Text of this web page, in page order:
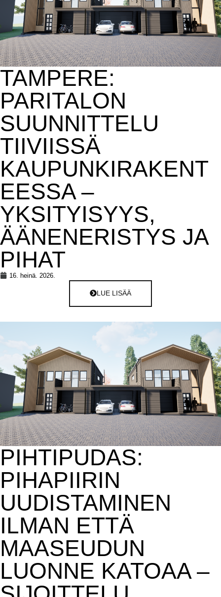
TAMPERE:
PARITALON
SUUNNITTELU
TIIVIISSÄ
KAUPUNKIRAKENT
EESSA –
YKSITYISYYS,
ÄÄNENERISTYS JA
PIHAT
16. heinä. 2026.
LUE LISÄÄ
PIHTIPUDAS:
PIHAPIIRIN
UUDISTAMINEN
ILMAN ETTÄ
MAASEUDUN
LUONNE KATOAA –